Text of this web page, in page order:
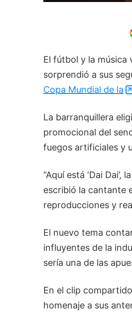
El fútbol y la música
sorprendió a sus
Copa Mundial de la
La barranquillera
promocional del
fuegos artificiales y
“Aquí está ‘Dai
escribió la cantante
reproducciones y
El nuevo tema
influyentes de la
sería una de las
En el clip
homenaje a sus